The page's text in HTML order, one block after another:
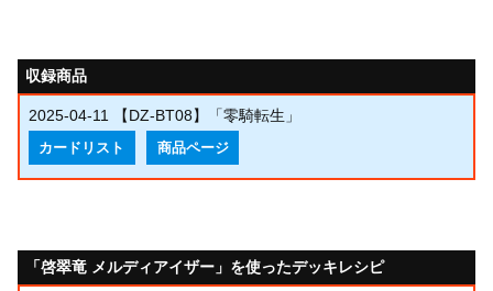
収録商品
2025-04-11 【DZ-BT08】「零騎転生」
カードリスト 商品ページ
「啓翠竜 メルディアイザー」を使ったデッキレシピ